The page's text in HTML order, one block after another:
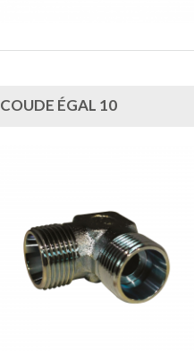
COUDE ÉGAL 10